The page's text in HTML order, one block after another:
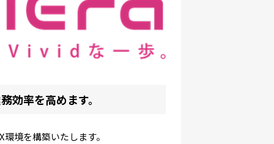
効率を高めます。
境を構築いたします。